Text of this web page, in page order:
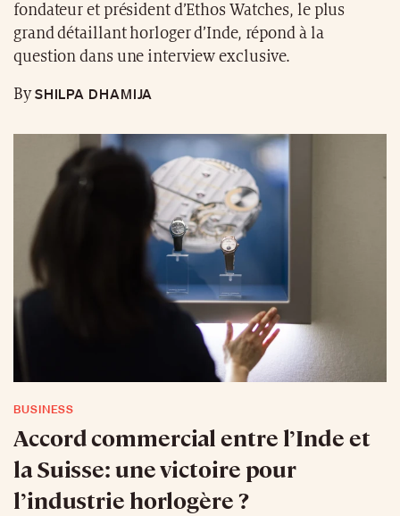
fondateur et président d’Ethos Watches, le plus
grand détaillant horloger d’Inde, répond à la
question dans une interview exclusive.
BySHILPA DHAMIJA
BUSINESS
Accord commercial entre l’Inde et
la Suisse: une victoire pour
l’industrie horlogère ?